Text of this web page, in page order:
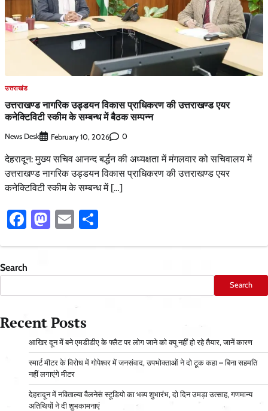
उत्तराखंड
उत्तराखण्ड नागरिक उड्डयन विकास प्राधिकरण की उत्तराखण्ड एयर
कनेक्टिविटी स्कीम के सम्बन्ध में बैठक सम्पन्न
News Desk February 10, 2026 0
देहरादून: मुख्य सचिव आनन्द बर्द्धन की अध्यक्षता में मंगलवार को सचिवालय में
उत्तराखण्ड नागरिक उड्डयन विकास प्राधिकरण की उत्तराखण्ड एयर
कनेक्टिविटी स्कीम के सम्बन्ध में […]
Facebook
Mastodon
Email
Search
Search
Recent Posts
आ​खिर दून में बने एमडीडीए के फ्लैट पर लोग जाने को क्यू नहीं हो रहे तैयार, जानें कारण
स्मार्ट मीटर के विरोध में गोपेश्वर में जनसंवाद, उपभोक्ताओं ने दो टूक कहा – बिना सहमति
नहीं लगाएंगे मीटर
देहरादून में नविताल्या वैलनेस स्टूडियो का भव्य शुभारंभ, दो दिन उमड़ा उत्साह, गणमान्य
अतिथियों ने दी शुभकामनाएं